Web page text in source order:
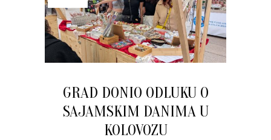
GRAD DONIO ODLUKU O
SAJAMSKIM DANIMA U
KOLOVOZU